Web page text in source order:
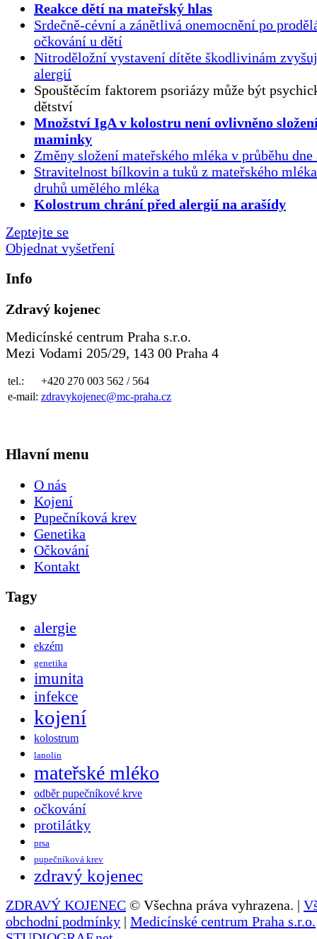
Reakce dětí na mateřský hlas
Srdečně-cévní a zánětlivá onemocnění po
očkování u dětí
Nitroděložní vystavení dítěte škodlivinám
alergií
Spouštěcím faktorem psoriázy může být
dětství
Množství IgA v kolostru není ovlivněno
maminky
Změny složení mateřského mléka v průběhu dne
Stravitelnost bílkovin a tuků z mateřského
druhů umělého mléka
Kolostrum chrání před alergií na arašídy
Zeptejte se
Objednat vyšetření
Info
Zdravý kojenec
Medicínské centrum Praha s.r.o.
Mezi Vodami 205/29, 143 00 Praha 4
tel.:
+420 270 003 562 / 564
e-mail: zdravykojenec@mc-praha.cz
Hlavní menu
O nás
Kojení
Pupečníková krev
Genetika
Očkování
Kontakt
Tagy
alergie
ekzém
genetika
imunita
infekce
kojení
kolostrum
lanolin
mateřské mléko
odběr pupečníkové krve
očkování
protilátky
prsa
pupečníková krev
zdravý kojenec
ZDRAVÝ KOJENEC © Všechna práva vyhrazena. |
obchodní podmínky | Medicínské centrum Praha s.r.o.